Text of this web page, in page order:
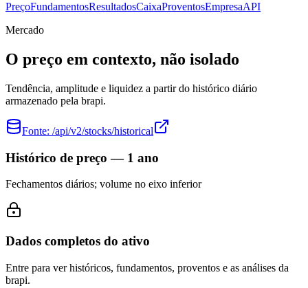
PreçoFundamentosResultadosCaixaProventosEmpresaAPI
Mercado
O preço em contexto, não isolado
Tendência, amplitude e liquidez a partir do histórico diário
armazenado pela brapi.
Fonte: /api/v2/stocks/historical
Histórico de preço — 1 ano
Fechamentos diários; volume no eixo inferior
Dados completos do ativo
Entre para ver históricos, fundamentos, proventos e as análises da
brapi.